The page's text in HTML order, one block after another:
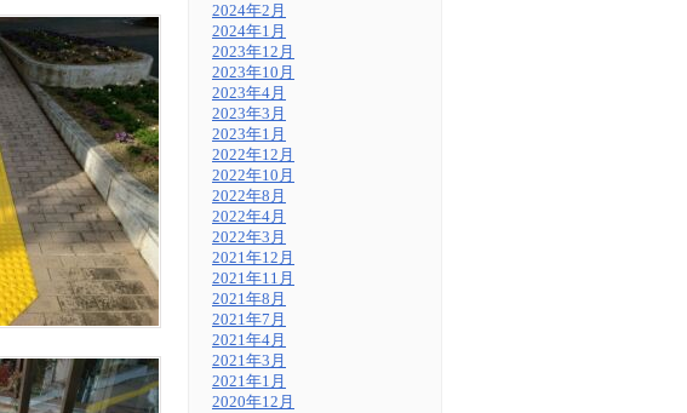
2024年2月
2024年1月
2023年12月
2023年10月
2023年4月
2023年3月
2023年1月
2022年12月
2022年10月
2022年8月
2022年4月
2022年3月
2021年12月
2021年11月
2021年8月
2021年7月
2021年4月
2021年3月
2021年1月
2020年12月